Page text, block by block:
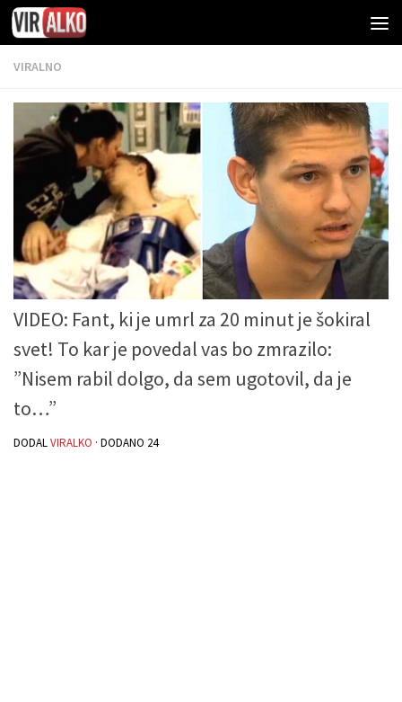
VIRALNO
VIDEO: Fant, ki je umrl za 20 minut je šokiral
svet! To kar je povedal vas bo zmrazilo:
”Nisem rabil dolgo, da sem ugotovil, da je
to…”
DODALVIRALKO · DODANO 24